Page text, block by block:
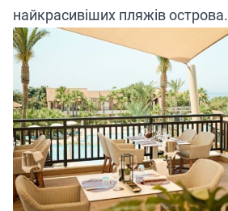
найкрасивіших пляжів острова.